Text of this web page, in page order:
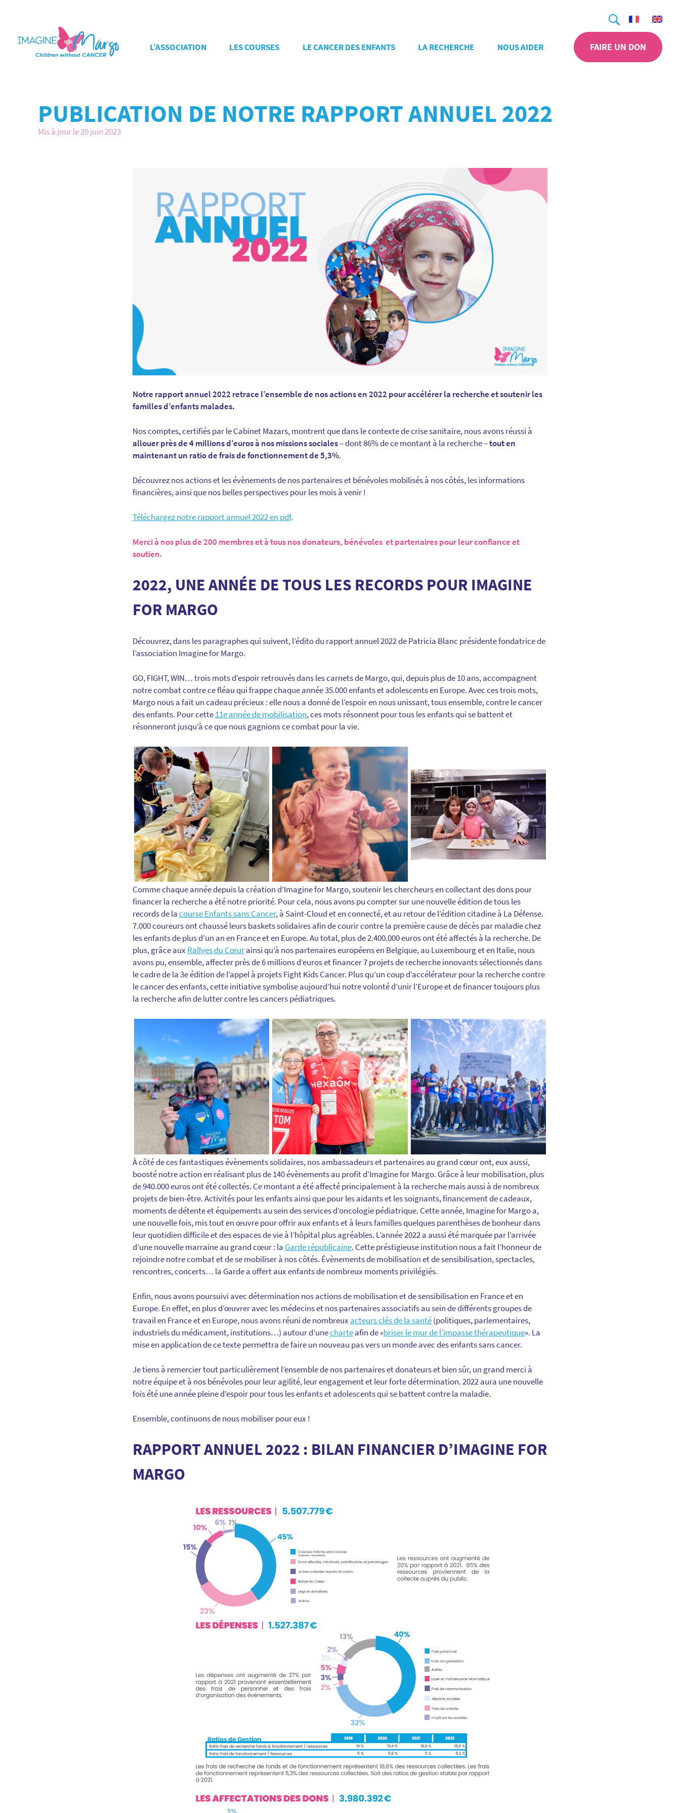
Recherche
L’ASSOCIATION LES COURSES LE CANCER DES ENFANTS LA RECHERCHE NOUS AIDER FAIRE UN DON
PUBLICATION DE NOTRE RAPPORT ANNUEL 2022
Mis à jour le 20 juin 2023
Notre rapport annuel 2022 retrace l’ensemble de nos actions en 2022 pour accélérer la recherche et soutenir les
familles d’enfants malades.
Nos comptes, certifiés par le Cabinet Mazars, montrent que dans le contexte de crise sanitaire, nous avons réussi à
allouer près de 4 millions d’euros à nos missions sociales– dont 86% de ce montant à la recherche –tout en
maintenant un ratio de frais de fonctionnement de 5,3%.
Découvrez nos actions et les évènements de nos partenaires et bénévoles mobilisés à nos côtés, les informations
financières, ainsi que nos belles perspectives pour les mois à venir !
Téléchargez notre rapport annuel 2022 en pdf.
Merci à nos plus de 200 membres et à tous nos donateurs, bénévoles et partenaires pour leur confiance et
soutien.
2022, UNE ANNÉE DE TOUS LES RECORDS POUR IMAGINE
FOR MARGO
Découvrez, dans les paragraphes qui suivent, l’édito du rapport annuel 2022 de Patricia Blanc présidente fondatrice de
l’association Imagine for Margo.
GO, FIGHT, WIN… trois mots d’espoir retrouvés dans les carnets de Margo, qui, depuis plus de 10 ans, accompagnent
notre combat contre ce fléau qui frappe chaque année 35.000 enfants et adolescents en Europe. Avec ces trois mots,
Margo nous a fait un cadeau précieux : elle nous a donné de l’espoir en nous unissant, tous ensemble, contre le cancer
des enfants. Pour cette11e année de mobilisation, ces mots résonnent pour tous les enfants qui se battent et
résonneront jusqu’à ce que nous gagnions ce combat pour la vie.
Comme chaque année depuis la création d’Imagine for Margo, soutenir les chercheurs en collectant des dons pour
financer la recherche a été notre priorité. Pour cela, nous avons pu compter sur une nouvelle édition de tous les
records de lacourse Enfants sans Cancer, à Saint-Cloud et en connecté, et au retour de l’édition citadine à La Défense.
7.000 coureurs ont chaussé leurs baskets solidaires afin de courir contre la première cause de décès par maladie chez
les enfants de plus d’un an en France et en Europe. Au total, plus de 2.400.000 euros ont été affectés à la recherche. De
plus, grâce aux Rallyes du Cœurainsi qu’à nos partenaires européens en Belgique, au Luxembourg et en Italie, nous
avons pu, ensemble, affecter près de 6 millions d’euros et financer 7 projets de recherche innovants sélectionnés dans
le cadre de la 3e édition de l’appel à projets Fight Kids Cancer. Plus qu’un coup d’accélérateur pour la recherche contre
le cancer des enfants, cette initiative symbolise aujourd’hui notre volonté d’unir l’Europe et de financer toujours plus
la recherche afin de lutter contre les cancers pédiatriques.
À côté de ces fantastiques évènements solidaires, nos ambassadeurs et partenaires au grand cœur ont, eux aussi,
boosté notre action en réalisant plus de 140 évènements au profit d’Imagine for Margo. Grâce à leur mobilisation, plus
de 940.000 euros ont été collectés. Ce montant a été affecté principalement à la recherche mais aussi à de nombreux
projets de bien-être. Activités pour les enfants ainsi que pour les aidants et les soignants, financement de cadeaux,
moments de détente et équipements au sein des services d’oncologie pédiatrique. Cette année, Imagine for Margo a,
une nouvelle fois, mis tout en œuvre pour offrir aux enfants et à leurs familles quelques parenthèses de bonheur dans
leur quotidien difficile et des espaces de vie à l’hôpital plus agréables. L’année 2022 a aussi été marquée par l’arrivée
d’une nouvelle marraine au grand cœur : la Garde républicaine. Cette préstigieuse institution nous a fait l’honneur de
rejoindre notre combat et de se mobiliser à nos côtés. Évènements de mobilisation et de sensibilisation, spectacles,
rencontres, concerts… la Garde a offert aux enfants de nombreux moments privilégiés.
Enfin, nous avons poursuivi avec détermination nos actions de mobilisation et de sensibilisation en France et en
Europe. En effet, en plus d’œuvrer avec les médecins et nos partenaires associatifs au sein de différents groupes de
travail en France et en Europe, nous avons réuni de nombreux acteurs clés de la santé(politiques, parlementaires,
industriels du médicament, institutions…) autour d’unecharteafin de «briser le mur de l’impasse thérapeutique». La
mise en application de ce texte permettra de faire un nouveau pas vers un monde avec des enfants sans cancer.
Je tiens à remercier tout particulièrement l’ensemble de nos partenaires et donateurs et bien sûr, un grand merci à
notre équipe et à nos bénévoles pour leur agilité, leur engagement et leur forte détermination. 2022 aura une nouvelle
fois été une année pleine d’espoir pour tous les enfants et adolescents qui se battent contre la maladie.
Ensemble, continuons de nous mobiliser pour eux !
RAPPORT ANNUEL 2022 : BILAN FINANCIER D’IMAGINE FOR
MARGO